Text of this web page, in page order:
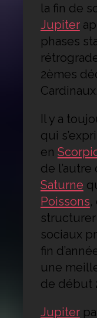
la fin de
Jupiter
phases
2èmes
Cardinaux.
Il y a
qui
en
de
Saturne
Poissons,
sociaux
fin
une
de début
Jupiter